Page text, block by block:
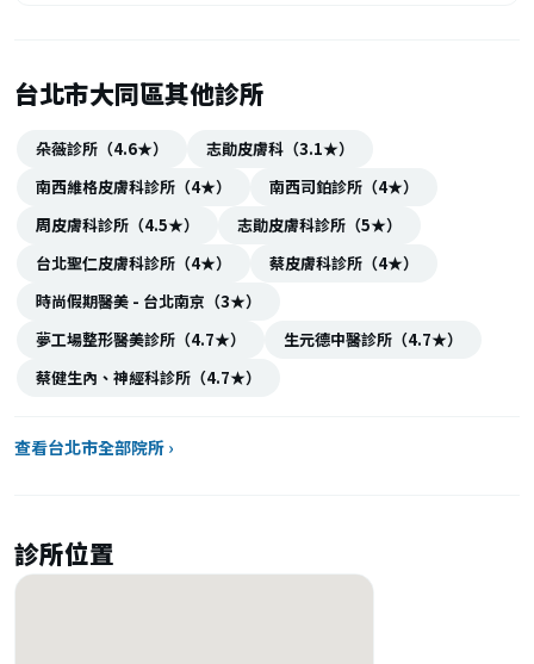
台北市大同區其他診所
朵薇診所（4.6★）
志勛皮膚科（3.1★）
南西維格皮膚科診所（4★）
南西司鉑診所（4★）
周皮膚科診所（4.5★）
志勛皮膚科診所（5★）
台北聖仁皮膚科診所（4★）
蔡皮膚科診所（4★）
時尚假期醫美 - 台北南京（3★）
夢工場整形醫美診所（4.7★）
生元德中醫診所（4.7★）
蔡健生內、神經科診所（4.7★）
查看台北市全部院所 ›
診所位置